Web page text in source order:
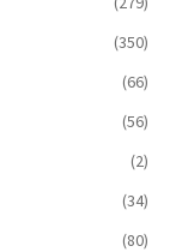
(350)
(66)
(56)
(2)
(34)
(80)